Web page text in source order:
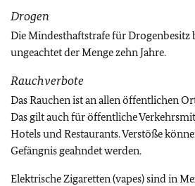
Drogen
Die Mindesthaftstrafe für Drogenbesitz
ungeachtet der Menge zehn Jahre.
Rauchverbote
Das Rauchen ist an allen öffentlichen
Das gilt auch für öffentliche
Hotels und Restaurants. Verstöße
Gefängnis geahndet werden.
Elektrische Zigaretten (vapes) sind in